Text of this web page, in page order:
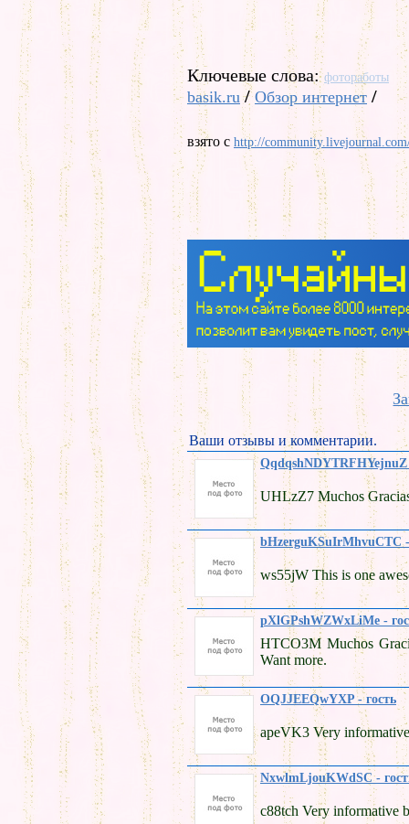
Ключевые слова: фотоработы
basik.ru/Обзор интернет /
взято с http://
Ваши отзывы и комментарии.
QqdqshNDYTRFHYejnuZ
UHLzZ7 Muchos
bHzerguKSuIrMhvuCTC -
ws55jW This is one
pXlGPshWZWxLiMe -
HTCO3M Muchos
Want more.
OQJJEEQwYXP - гость
apeVK3 Very
NxwlmLjouKWdSC -
c88tch Very informative